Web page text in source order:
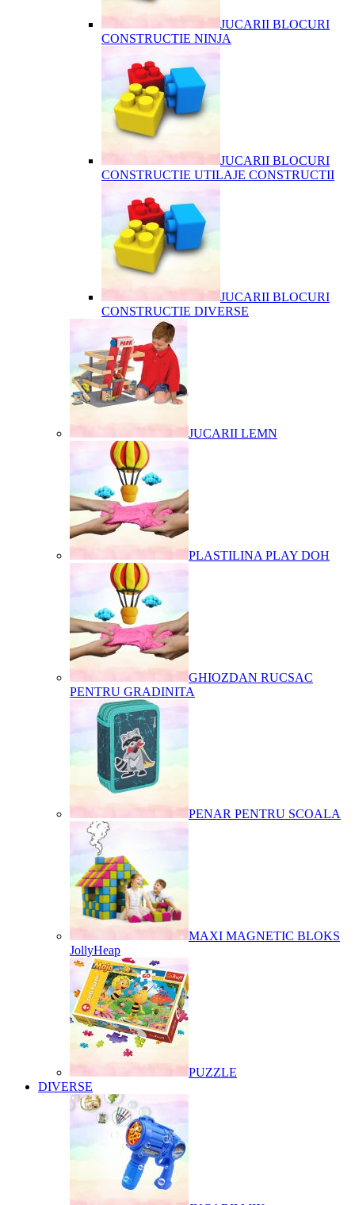
JUCARII BLOCURI
CONSTRUCTIE NINJA
JUCARII BLOCURI
CONSTRUCTIE UTILAJE CONSTRUCTII
JUCARII BLOCURI
CONSTRUCTIE DIVERSE
JUCARII LEMN
PLASTILINA PLAY DOH
GHIOZDAN RUCSAC
PENTRU GRADINITA
PENAR PENTRU SCOALA
MAXI MAGNETIC BLOKS
JollyHeap
PUZZLE
DIVERSE